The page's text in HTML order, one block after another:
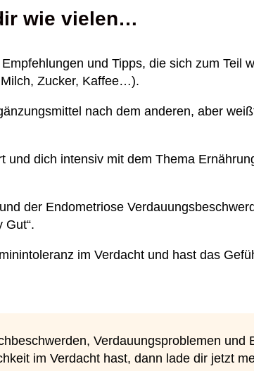
wie vielen…
und Tipps, die sich zum Teil
Zucker, Kaffee…).
nach dem anderen, aber
und dich intensiv mit dem Thema
der Endometriose
Gut“.
im Verdacht und hast das
Verdauungsproblemen und
im Verdacht hast, dann lade dir jetzt